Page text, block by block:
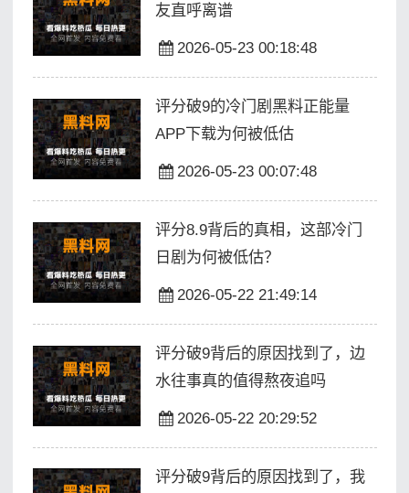
友直呼离谱
2026-05-23 00:18:48
评分破9的冷门剧黑料正能量
APP下载为何被低估
2026-05-23 00:07:48
评分8.9背后的真相，这部冷门
日剧为何被低估？
2026-05-22 21:49:14
评分破9背后的原因找到了，边
水往事真的值得熬夜追吗
2026-05-22 20:29:52
评分破9背后的原因找到了，我